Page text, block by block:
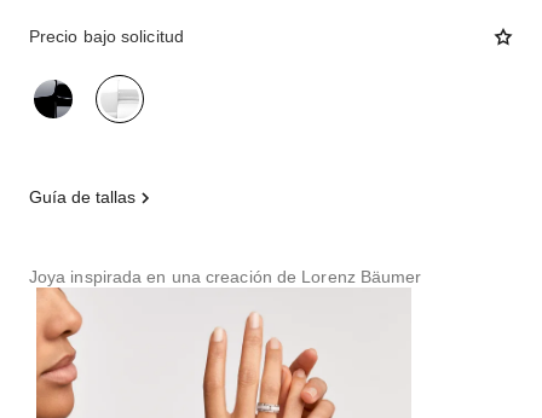
Precio bajo solicitud
variante (2)
guía de tallas
Joya inspirada en una creación de Lorenz Bäumer